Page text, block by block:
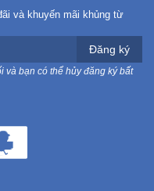
và khuyến mãi khủng từ
Đăng ký
và bạn có thể hủy đăng ký bất